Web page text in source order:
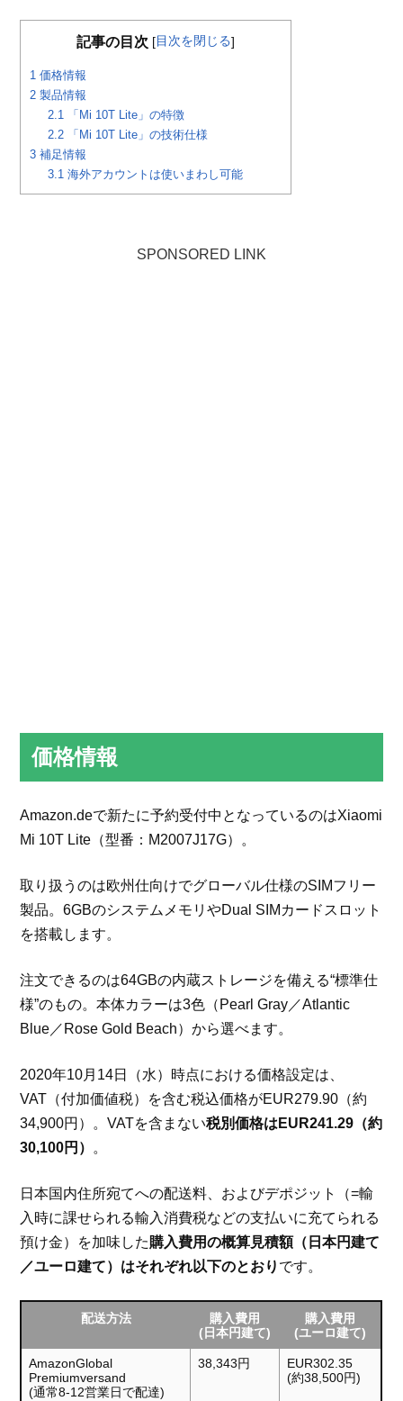
記事の目次 [目次を閉じる]
1 価格情報
2 製品情報
2.1 「Mi 10T Lite」の特徴
2.2 「Mi 10T Lite」の技術仕様
3 補足情報
3.1 海外アカウントは使いまわし可能
SPONSORED LINK
価格情報
Amazon.deで新たに予約受付中となっているのはXiaomi
Mi 10T Lite（型番：M2007J17G）。
取り扱うのは欧州仕向けでグローバル仕様のSIMフリー
製品。6GBのシステムメモリやDual SIMカードスロット
を搭載します。
注文できるのは64GBの内蔵ストレージを備える“標準仕
様”のもの。本体カラーは3色（Pearl Gray／Atlantic
Blue／Rose Gold Beach）から選べます。
2020年10月14日（水）時点における価格設定は、
VAT（付加価値税）を含む税込価格がEUR279.90（約
34,900円）。VATを含まない税別価格はEUR241.29（約
30,100円） 。
日本国内住所宛てへの配送料、およびデポジット（=輸
入時に課せられる輸入消費税などの支払いに充てられる
預け金）を加味した購入費用の概算見積額（日本円建て
／ユーロ建て）はそれぞれ以下のとおり です。
配送方法
購入費用
(日本円建て)
購入費用
(ユーロ建て)
AmazonGlobal
Premiumversand
(通常8-12営業日で配達)
38,343円
EUR302.35
(約38,500円)